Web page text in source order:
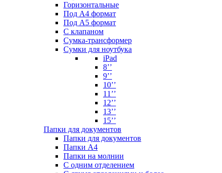
Горизонтальные
Под А4 формат
Под А5 формат
С клапаном
Сумка-трансформер
Сумки для ноутбука
iPad
8’’
9’’
10’’
11’’
12’’
13’’
15’’
Папки для документов
Папки для документов
Папки А4
Папки на молнии
С одним отделением